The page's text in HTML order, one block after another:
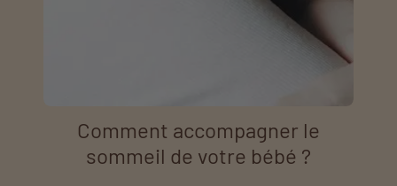
Comment accompagner le
sommeil de votre bébé ?